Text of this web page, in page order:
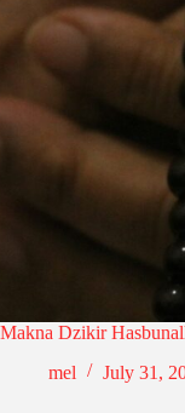
Makna Dzikir
mel
July 31,